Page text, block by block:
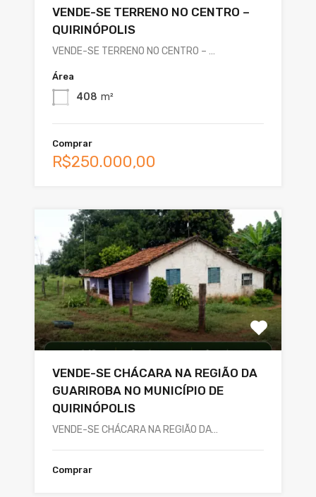
VENDE-SE TERRENO NO CENTRO –
QUIRINÓPOLIS
VENDE-SE TERRENO NO CENTRO – …
Área
408 m²
Comprar
R$250.000,00
VENDE-SE CHÁCARA NA REGIÃO DA
GUARIROBA NO MUNICÍPIO DE
QUIRINÓPOLIS
VENDE-SE CHÁCARA NA REGIÃO DA…
Comprar